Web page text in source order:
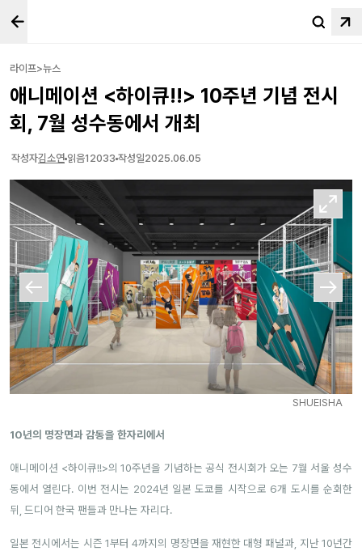
라이프>뉴스
애니메이션 <하이큐!!> 10주년 기념 전시
회, 7월 성수동에서 개최
작성자김소연 읽음12033 작성일2025.06.05
SHUEISHA
10년의 명장면과 감동을 한자리에서
애니메이션 <하이큐!!>의 10주년을 기념하는 공식 전시회가 오는 7월 서울 성수
동에서 열린다. 이번 전시는 2024년 일본 도쿄를 시작으로 6개 도시를 순회한
뒤, 드디어 한국 팬들과 만나는 자리다.
일본 전시에서는 시즌 1부터 4까지의 명장면을 재현한 대형 패널과, 지난 10년간